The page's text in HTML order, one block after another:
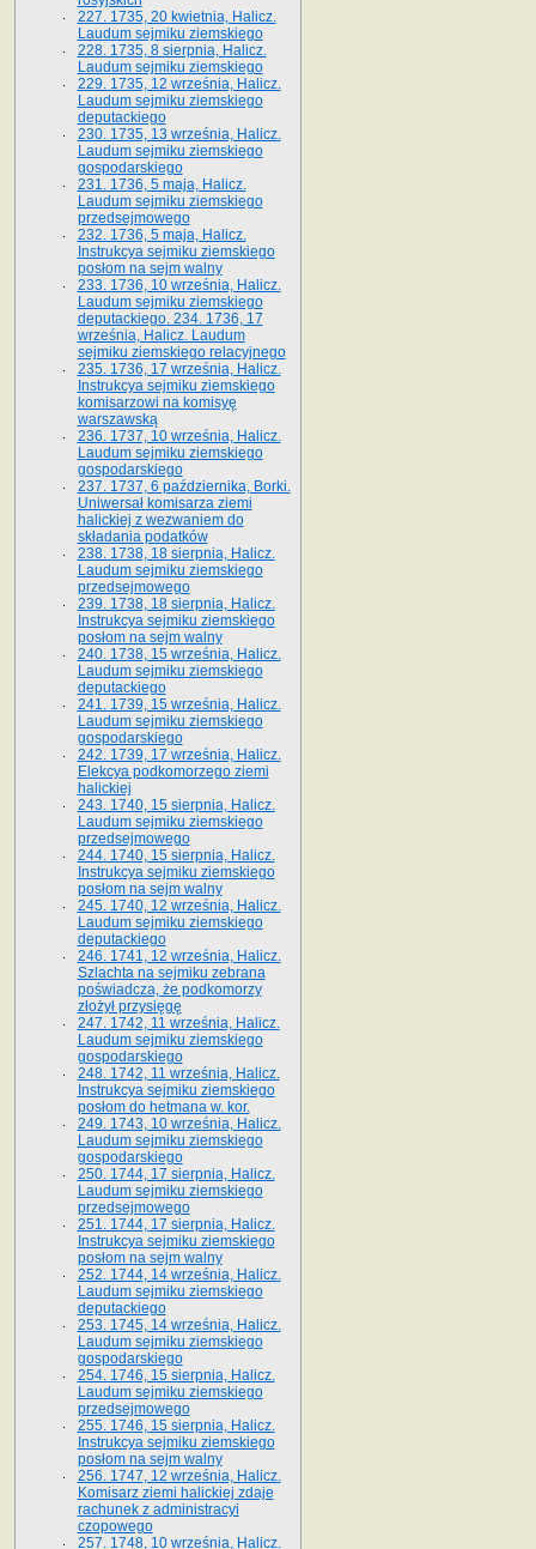
227. 1735, 20 kwietnia, Halicz.
Laudum sejmiku ziemskiego
228. 1735, 8 sierpnia, Halicz.
Laudum sejmiku ziemskiego
229. 1735, 12 września, Halicz.
Laudum sejmiku ziemskiego
deputackiego
230. 1735, 13 września, Halicz.
Laudum sejmiku ziemskiego
gospodarskiego
231. 1736, 5 maja, Halicz.
Laudum sejmiku ziemskiego
przedsejmowego
232. 1736, 5 maja, Halicz.
Instrukcya sejmiku ziemskiego
posłom na sejm walny
233. 1736, 10 września, Halicz.
Laudum sejmiku ziemskiego
deputackiego. 234. 1736, 17
września, Halicz. Laudum
sejmiku ziemskiego relacyjnego
235. 1736, 17 września, Halicz.
Instrukcya sejmiku ziemskiego
komisarzowi na komisyę
warszawską
236. 1737, 10 września, Halicz.
Laudum sejmiku ziemskiego
gospodarskiego
237. 1737, 6 października, Borki.
Uniwersał komisarza ziemi
halickiej z wezwaniem do
składania podatków
238. 1738, 18 sierpnia, Halicz.
Laudum sejmiku ziemskiego
przedsejmowego
239. 1738, 18 sierpnia, Halicz.
Instrukcya sejmiku ziemskiego
posłom na sejm walny
240. 1738, 15 września, Halicz.
Laudum sejmiku ziemskiego
deputackiego
241. 1739, 15 września, Halicz.
Laudum sejmiku ziemskiego
gospodarskiego
242. 1739, 17 września, Halicz.
Elekcya podkomorzego ziemi
halickiej
243. 1740, 15 sierpnia, Halicz.
Laudum sejmiku ziemskiego
przedsejmowego
244. 1740, 15 sierpnia, Halicz.
Instrukcya sejmiku ziemskiego
posłom na sejm walny
245. 1740, 12 września, Halicz.
Laudum sejmiku ziemskiego
deputackiego
246. 1741, 12 września, Halicz.
Szlachta na sejmiku zebrana
poświadcza, że podkomorzy
złożył przysięgę
247. 1742, 11 września, Halicz.
Laudum sejmiku ziemskiego
gospodarskiego
248. 1742, 11 września, Halicz.
Instrukcya sejmiku ziemskiego
posłom do hetmana w. kor.
249. 1743, 10 września, Halicz.
Laudum sejmiku ziemskiego
gospodarskiego
250. 1744, 17 sierpnia, Halicz.
Laudum sejmiku ziemskiego
przedsejmowego
251. 1744, 17 sierpnia, Halicz.
Instrukcya sejmiku ziemskiego
posłom na sejm walny
252. 1744, 14 września, Halicz.
Laudum sejmiku ziemskiego
deputackiego
253. 1745, 14 września, Halicz.
Laudum sejmiku ziemskiego
gospodarskiego
254. 1746, 15 sierpnia, Halicz.
Laudum sejmiku ziemskiego
przedsejmowego
255. 1746, 15 sierpnia, Halicz.
Instrukcya sejmiku ziemskiego
posłom na sejm walny
256. 1747, 12 września, Halicz.
Komisarz ziemi halickiej zdaje
rachunek z administracyi
czopowego
257. 1748, 10 września, Halicz.